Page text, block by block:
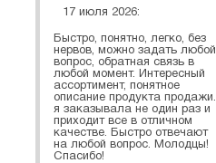
17 июля 2026:
Быстро, понятно, легко, без
нервов, можно задать любой
вопрос, обратная связь в
любой момент. Интересный
ассортимент, понятное
описание продукта продажи.
я заказывала не один раз и
приходит все в отличном
качестве. Быстро отвечают
на любой вопрос. Молодцы!
Спасибо!